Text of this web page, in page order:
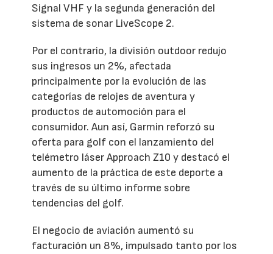
Signal VHF y la segunda generación del
sistema de sonar LiveScope 2.
Por el contrario, la división outdoor redujo
sus ingresos un 2%, afectada
principalmente por la evolución de las
categorías de relojes de aventura y
productos de automoción para el
consumidor. Aun así, Garmin reforzó su
oferta para golf con el lanzamiento del
telémetro láser Approach Z10 y destacó el
aumento de la práctica de este deporte a
través de su último informe sobre
tendencias del golf.
El negocio de aviación aumentó su
facturación un 8%, impulsado tanto por los